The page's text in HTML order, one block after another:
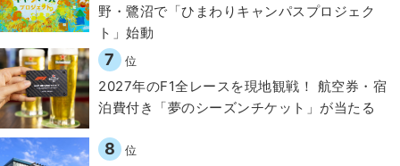
野・鷺沼で「ひまわりキャンパスプロジェク
ト」始動
7 位
2027年のF1全レースを現地観戦！ 航空券・宿
泊費付き「夢のシーズンチケット」が当たる
8 位